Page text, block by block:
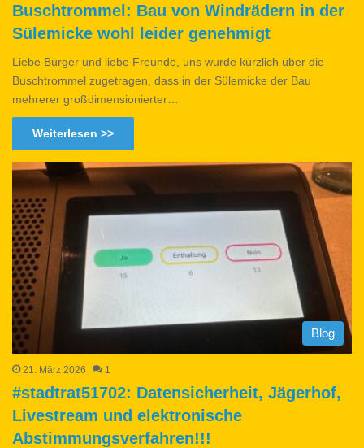
Buschtrommel: Bau von Windrädern in der
Sülemicke wohl leider genehmigt
Liebe Bürger und liebe Freunde, uns wurde kürzlich über die
Buschtrommel zugetragen, dass in der Sülemicke der Bau
mehrerer großdimensionierter…
Weiterlesen >>
Blog
21. März 2026 1
#stadtrat51702: Datensicherheit, Jägerhof,
Livestream und elektronische
Abstimmungsverfahren!!!